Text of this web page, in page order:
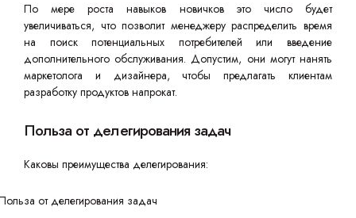
По мере роста навыков новичков это число будет
увеличиваться, что позволит менеджеру распределить время
на поиск потенциальных потребителей или введение
дополнительного обслуживания. Допустим, они могут нанять
маркетолога и дизайнера, чтобы предлагать клиентам
разработку продуктов напрокат.
Польза от делегирования задач
Каковы преимущества делегирования: